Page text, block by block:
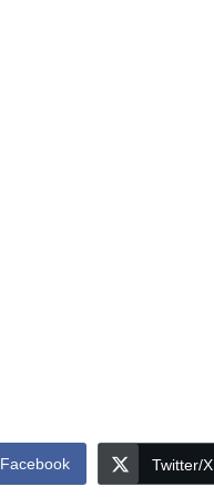
Facebook Twitter/X